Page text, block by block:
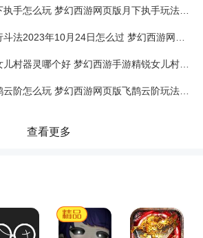
明兽！
引领今夏最潮时尚！阳光海滩青春
，经典西游路。纵是此行多凶险，
1.93 MB
下载
下载
玩手游
天单机手机版
下载
查看更多